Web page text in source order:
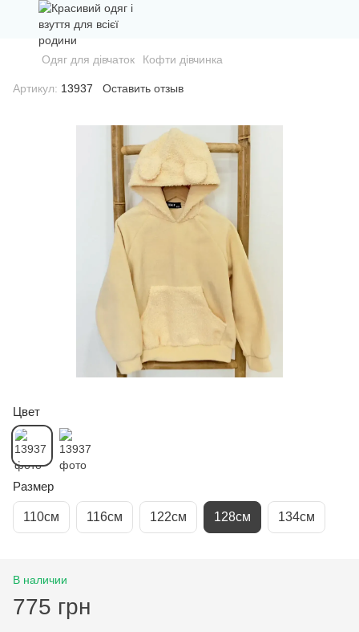
Одяг для дівчаток Кофти дівчинка
Артикул: 13937 Оставить отзыв
Цвет
Размер
110см 116см 122см 128см 134см
В наличии
775 грн